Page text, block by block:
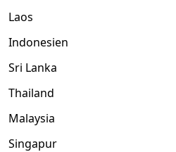
Laos
Indonesien
Sri Lanka
Thailand
Malaysia
Singapur